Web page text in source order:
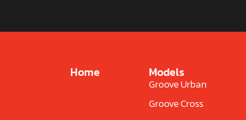
Home Models
Groove Urban
Groove Cross